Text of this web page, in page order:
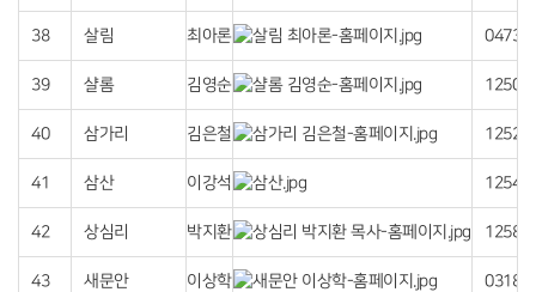
38 살림 최아론 04735
39 샬롬 김영순 12503
40 삼가리 김은철 12529
41 삼산 이강석 12540
42 상심리 박지환 12582
43 새문안 이상학 03182